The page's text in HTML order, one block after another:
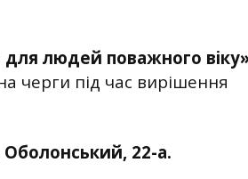
людей поважного
черги під час вирішення
22-а.